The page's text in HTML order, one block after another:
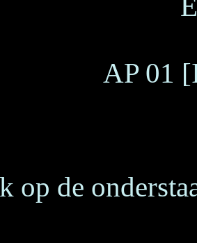
AP 01
op de